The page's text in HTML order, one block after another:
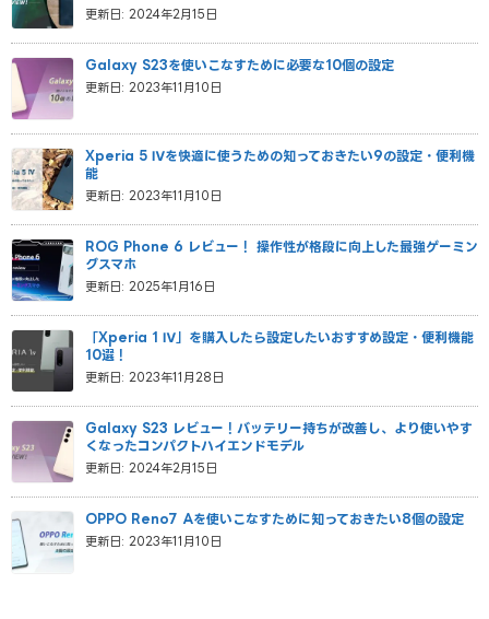
更新日: 2024年2月15日
更新日: 2023年11月10日
Galaxy S23を使いこなすために必要な10個の設定
更新日: 2023年11月10日
Xperia 5 Ⅳを快適に使うための知っておきたい9の設定・便利機
能
更新日: 2025年1月16日
ROG Phone 6 レビュー！ 操作性が格段に向上した最強ゲーミン
グスマホ
更新日: 2023年11月28日
「Xperia 1 Ⅳ」を購入したら設定したいおすすめ設定・便利機能
10選！
更新日: 2024年2月15日
Galaxy S23 レビュー！バッテリー持ちが改善し、より使いやす
くなったコンパクトハイエンドモデル
更新日: 2023年11月10日
OPPO Reno7 Aを使いこなすために知っておきたい8個の設定